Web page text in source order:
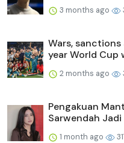
3 months ago
Wars,
year World Cup
2 months ago
Pengakuan
Sarwendah
1 month ago